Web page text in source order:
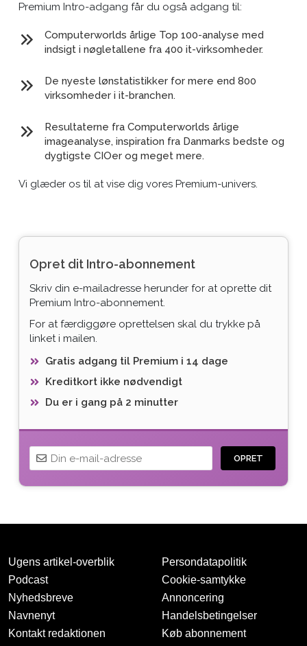
Premium Intro-adgang får du også adgang til:
Computerworlds årlige Top 100-analyse med
indsigt i nøgletallene fra 400 it-virksomheder.
De nyeste lønstatistikker for mere end 800
virksomheder i it-branchen.
Resultaterne fra Computerworlds årlige
imageanalyse, inspiration fra Danmarks bedste og
dygtigste CIOer og meget mere.
Vi glæder os til at vise dig vores Premium-univers.
Opret dit Intro-abonnement
Skriv din e-mailadresse herunder for at oprette dit
Premium Intro-abonnement.
For at færdiggøre oprettelsen skal du trykke på
linket i mailen.
Gratis adgang til Premium i 14 dage
Kreditkort ikke nødvendigt
Du er i gang på 2 minutter
OPRET
Tak for oprettelsen
Ugens artikel-overblik
Podcast
Nyhedsbreve
Navnenyt
Kontakt redaktionen
Persondatapolitik
Cookie-samtykke
Annoncering
Handelsbetingelser
Køb abonnement